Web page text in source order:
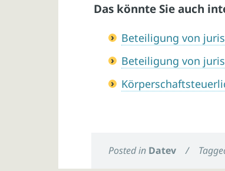
Das könnte Sie auch
Beteiligung von
Beteiligung von
Posted in Datev /